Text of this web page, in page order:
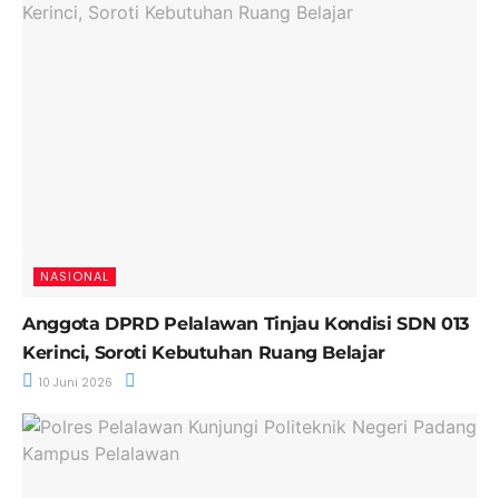
NASIONAL
Anggota DPRD Pelalawan Tinjau Kondisi SDN 013
Kerinci, Soroti Kebutuhan Ruang Belajar
10 Juni 2026